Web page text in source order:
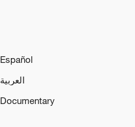
Español
العربية
Documentary